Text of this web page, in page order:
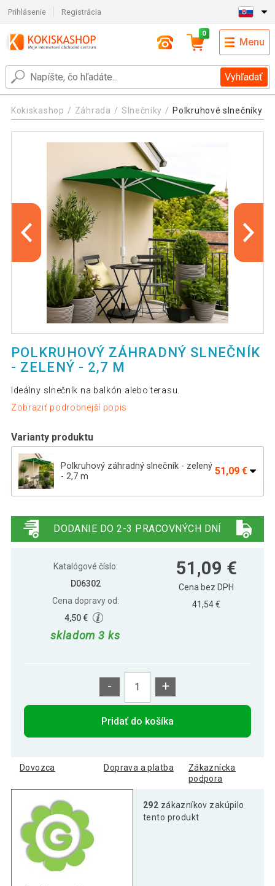
Prihlásenie Registrácia
Vyhľadať
0
Menu
Kokiskashop Záhrada Slnečníky Polkruhové slnečníky
POLKRUHOVÝ ZÁHRADNÝ SLNEČNÍK
- ZELENÝ - 2,7 M
Ideálny slnečník na balkón alebo terasu.
Zobraziť podrobnejší popis
Varianty produktu
Polkruhový záhradný slnečník - zelený
- 2,7 m
51,09 €
modrý - 2,7 m
Stojan na polkruhové slnečníky 40,69 €
DODANIE DO 2-3 PRACOVNÝCH DNÍ
Katalógové číslo:
D06302
Cena dopravy od:
4,50 €
skladom 3 ks
51,09 €
Cena bez DPH
41,54 €
- +
Pridať do košíka
Dovozca Doprava a platba
Zákaznícka
podpora
292 zákazníkov zakúpilo
tento produkt